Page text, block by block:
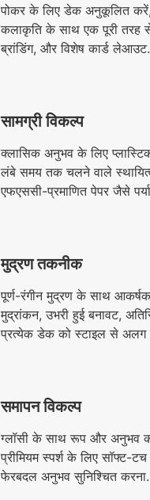
पोकर के लिए डेक अनुकूलित करें,
कलाकृति के साथ एक पूरी तरह से
ब्रांडिंग, और विशेष कार्ड लेआउट.
सामग्री विकल्प
क्लासिक अनुभव के लिए
लंबे समय तक चलने वाले
एफएससी-प्रमाणित पेपर जैसे
मुद्रण तकनीक
पूर्ण-रंगीन मुद्रण के साथ आकर्षक
मुद्रांकन, उभरी हुई बनावट,
प्रत्येक डेक को स्टाइल से अलग
समापन विकल्प
ग्लॉसी के साथ रूप और अनुभव
प्रीमियम स्पर्श के लिए सॉफ्ट-
फेरबदल अनुभव सुनिश्चित करना.